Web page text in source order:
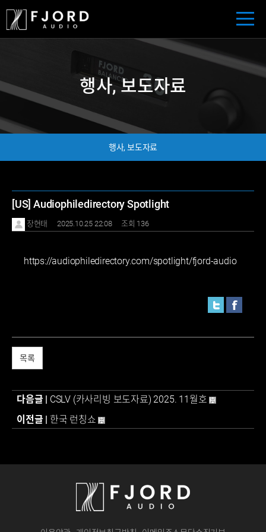
행사, 보도자료
행사, 보도자료
[US] Audiophiledirectory Spotlight
장현태 2025.10.25 22:08 조회 136
https://audiophiledirectory.com/spotlight/fjord-audio
목록
다음글 | CSLV (카사리빙 보도자료) 2025. 11월호
이전글 | 한국 런칭쇼